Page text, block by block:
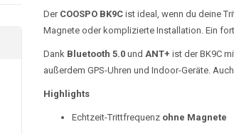
Der COOSPO BK9Cist ideal, wenn du deine
Magnete oder komplizierte Installation. Ein
Dank Bluetooth 5.0und ANT+ ist der BK9C
außerdem GPS-Uhren und Indoor-Geräte.
Highlights
Echtzeit-Trittfrequenz ohne Magnete